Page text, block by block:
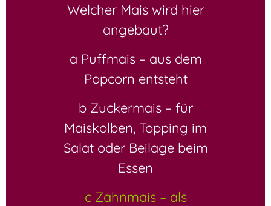
Welcher Mais wird hier
angebaut?
a Puffmais – aus dem
Popcorn entsteht
b Zuckermais – für
Maiskolben, Topping im
Salat oder Beilage beim
Essen
c Zahnmais – als